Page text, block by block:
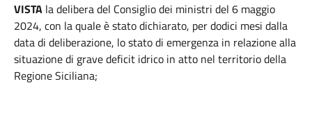
VISTA la delibera del Consiglio dei ministri del 6 maggio
2024, con la quale è stato dichiarato, per dodici mesi dalla
data di deliberazione, lo stato di emergenza in relazione alla
situazione di grave deficit idrico in atto nel territorio della
Regione Siciliana;